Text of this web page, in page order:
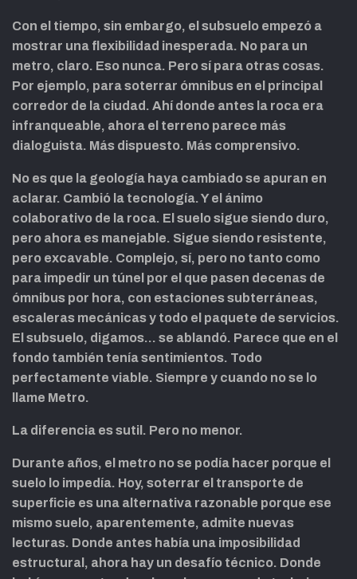
Con el tiempo, sin embargo, el subsuelo empezó a
mostrar una flexibilidad inesperada. No para un
metro, claro. Eso nunca. Pero sí para otras cosas.
Por ejemplo, para soterrar ómnibus en el principal
corredor de la ciudad. Ahí donde antes la roca era
infranqueable, ahora el terreno parece más
dialoguista. Más dispuesto. Más comprensivo.
No es que la geología haya cambiado se apuran en
aclarar. Cambió la tecnología. Y el ánimo
colaborativo de la roca. El suelo sigue siendo duro,
pero ahora es manejable. Sigue siendo resistente,
pero excavable. Complejo, sí, pero no tanto como
para impedir un túnel por el que pasen decenas de
ómnibus por hora, con estaciones subterráneas,
escaleras mecánicas y todo el paquete de servicios.
El subsuelo, digamos… se ablandó. Parece que en el
fondo también tenía sentimientos. Todo
perfectamente viable. Siempre y cuando no se lo
llame Metro.
La diferencia es sutil. Pero no menor.
Durante años, el metro no se podía hacer porque el
suelo lo impedía. Hoy, soterrar el transporte de
superficie es una alternativa razonable porque ese
mismo suelo, aparentemente, admite nuevas
lecturas. Donde antes había una imposibilidad
estructural, ahora hay un desafío técnico. Donde